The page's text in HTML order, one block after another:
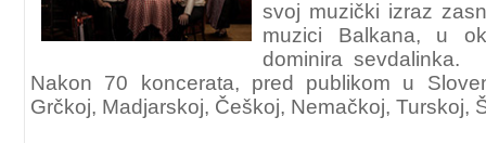
svoj muzički izraz
muzici Balkana, u
dominira sevdalinka.
Nakon 70 koncerata, pred publikom u
Grčkoj, Madjarskoj, Češkoj, Nemačkoj, Turskoj,